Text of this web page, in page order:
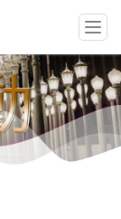
T
o
g
g
l
e
n